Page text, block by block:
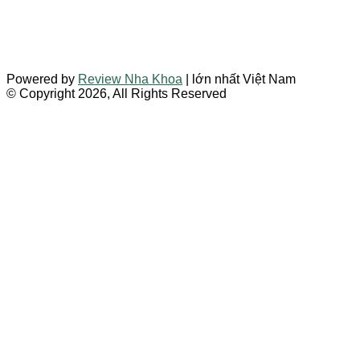
Powered by Review Nha Khoa | lớn nhất Việt Nam
© Copyright 2026, All Rights Reserved